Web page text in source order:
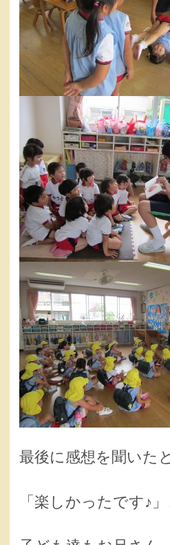
最後に感想を聞いた
「楽しかったです♪」